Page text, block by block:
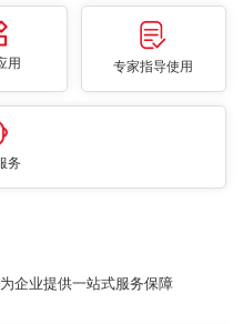
用 专家指导使用
务
企业提供一站式服务保障